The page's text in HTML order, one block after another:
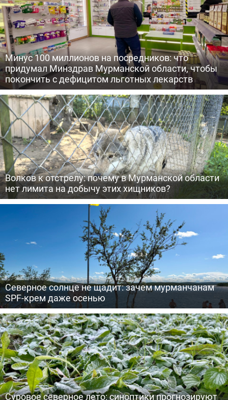
Минус 100 миллионов на посредников: что
придумал Минздрав Мурманской области, чтобы
покончить с дефицитом льготных лекарств
Волков к отстрелу: почему в Мурманской области
нет лимита на добычу этих хищников?
Северное солнце не щадит: зачем мурманчанам
SPF-крем даже осенью
Суровое северное лето: синоптики прогнозируют